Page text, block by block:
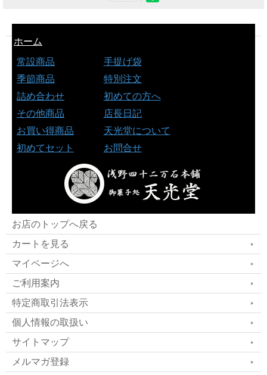
ホーム
常設商品
季節商品
詰め合わせ
その他商品
お買い得商品
初めてセット
手提げ袋
特別注文
初めての方へ
店長日記
天光堂について
お問合せ
お店のトップへ戻る
カートを見る
マイページへ
ご利用案内
特定商取引法表示
個人情報の取扱い
サイトマップ
メルマガ登録